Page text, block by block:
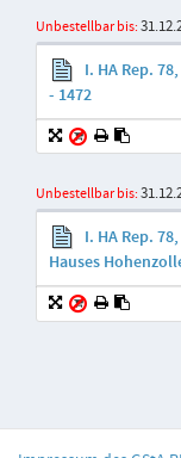
Unbestellbar bis:
I. HA Rep.
- 1472
Unbestellbar bis:
I. HA Rep.
Hauses